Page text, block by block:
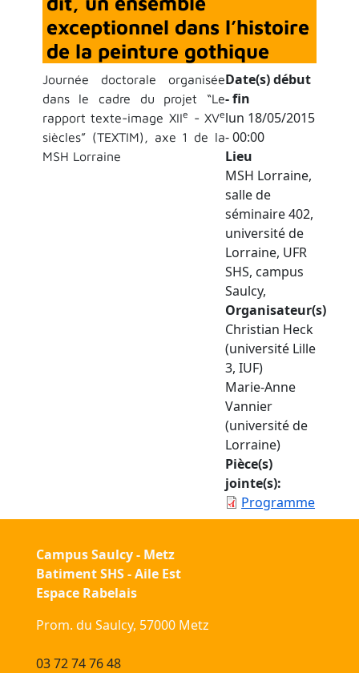
exceptionnel dans l’histoire
de la peinture gothique
Journée doctorale organisée
dans le cadre du projet “Le
rapport texte-image XIIe - XVe
siècles” (TEXTIM), axe 1 de la
MSH Lorraine
Date(s) début
- fin
lun 18/05/2015
- 00:00
Lieu
MSH Lorraine,
salle de
séminaire 402,
université de
Lorraine, UFR
SHS, campus
Saulcy,
Organisateur(s)
Christian Heck
(université Lille
3, IUF)
Marie-Anne
Vannier
(université de
Lorraine)
Pièce(s)
jointe(s)
Programme
Campus Saulcy - Metz
Batiment SHS - Aile Est
Espace Rabelais
Prom. du Saulcy, 57000 Metz
03 72 74 76 48